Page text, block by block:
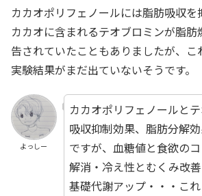
カカオポリフェノールには脂肪吸収を
カカオに含まれるテオブロミンが脂
告されていたこともありましたが、
実験結果がまだ出ていないそうです。
よっしー
カカオポリフェノールと
吸収抑制効果、脂肪分解
ですが、血糖値と食欲の
解消・冷え性とむくみ改
基礎代謝アップ・・・こ